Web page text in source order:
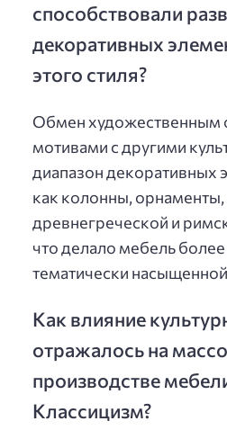
способствовали
декоративных
этого стиля?
Обмен художественным
мотивами с другими
диапазон декоративных
как колонны, орнаменты,
древнегреческой и
что делало мебель
тематически
Как влияние
отражалось на
производстве
Классицизм?